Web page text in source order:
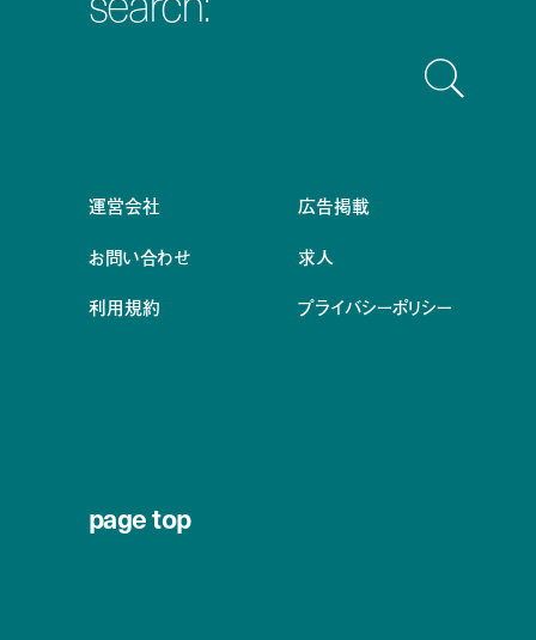
運営会社
広告掲載
お問い合わせ
求人
利用規約 プライバシーポリシー
page top